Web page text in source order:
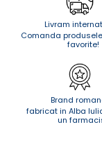
Livram
Comanda
favorite!
Brand
fabricat in Alba
un